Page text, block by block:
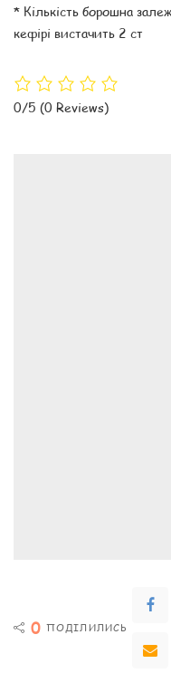
* Кількість борошна
кефірі вистачить 2 ст
0/5 (0 Reviews)
0 ПОДІЛИЛИСЬ